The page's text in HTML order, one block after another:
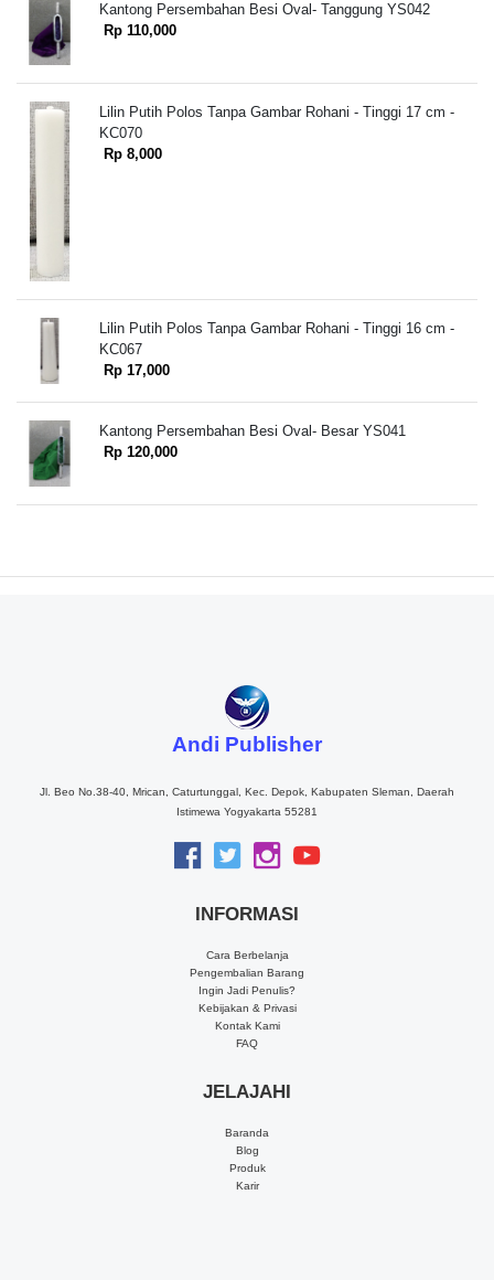
Kantong Persembahan Besi Oval- Tanggung YS042
Rp 110,000
Lilin Putih Polos Tanpa Gambar Rohani - Tinggi 17 cm -
KC070
Rp 8,000
Lilin Putih Polos Tanpa Gambar Rohani - Tinggi 16 cm -
KC067
Rp 17,000
Kantong Persembahan Besi Oval- Besar YS041
Rp 120,000
Andi Publisher
Jl. Beo No.38-40, Mrican, Caturtunggal, Kec. Depok, Kabupaten Sleman, Daerah
Istimewa Yogyakarta 55281
INFORMASI
Cara Berbelanja
Pengembalian Barang
Ingin Jadi Penulis?
Kebijakan & Privasi
Kontak Kami
FAQ
JELAJAHI
Baranda
Blog
Produk
Karir